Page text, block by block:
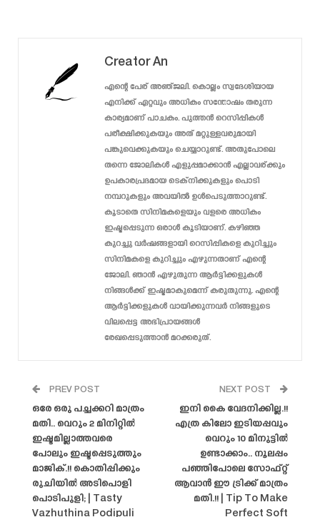
Creator An
എന്റെ പേര് അഞ്ജലി. കൊല്ലം സ്വദേശിയായ
എനിക്ക് ഏറ്റവും അധികം സന്തോഷം തരുന്ന
കാര്യമാണ് പാചകം. പുത്തൻ റെസിപ്പികൾ
പരീക്ഷിക്കുകയും അത് മറ്റുള്ളവരുമായി
പങ്കുവെക്കുകയും ചെയ്യാറുണ്ട്. അതുപോലെ
തന്നെ ജോലികൾ എളുപ്പമാക്കാൻ എല്ലാവര്ക്കും
ഉപകാരപ്രദമായ ടെക്‌നിക്കുകളും പൊടി
നമ്പറുകളും അവയിൽ ഉൾപെടുത്താറുണ്ട്.
കൂടാതെ സിനിമകളെയും വളരെ അധികം
ഇഷ്ടപ്പെടുന്ന ഒരാൾ കൂടിയാണ്. കഴിഞ്ഞ
കുറച്ചു വർഷങ്ങളായി റെസിപ്പികളെ കുറിച്ചും
സിനിമകളെ കുറിച്ചും എഴുന്നതാണ് എന്റെ
ജോലി. ഞാൻ എഴുതുന്ന ആർട്ടിക്കളുകൾ
നിങ്ങൾക്ക് ഇഷ്ടമാകുമെന്ന് കരുതുന്നു. എന്റെ
ആർട്ടിക്കളുകൾ വായിക്കുന്നവർ നിങ്ങളുടെ
വിലപ്പെട്ട അഭിപ്രായങ്ങൾ
രേഖപ്പെടുത്താൻ മറക്കരുത്.
PREV POST
ഒരേ ഒരു പച്ചക്കറി മാത്രം
മതി.. വെറും 2 മിനിറ്റിൽ
ഇഷ്ടമില്ലാത്തവരെ
പോലും ഇഷ്ടപ്പെടുത്തും
മാജിക്.!! കൊതിപ്പിക്കും
രുചിയിൽ അടിപൊളി
പൊടിപുളി; | Tasty
Vazhuthina Podipuli
NEXT POST
ഇനി കൈ വേദനിക്കില്ല.!!
എത്ര കിലോ ഇടിയപ്പവും
വെറും 10 മിനുട്ടിൽ
ഉണ്ടാക്കാം.. നൂലപ്പം
പഞ്ഞിപോലെ സോഫ്റ്റ്
ആവാൻ ഈ ട്രിക്ക് മാത്രം
മതി.!! | Tip To Make
Perfect Soft